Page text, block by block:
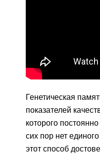
Генетическая
показателей
которого
сих пор нет
этот способ